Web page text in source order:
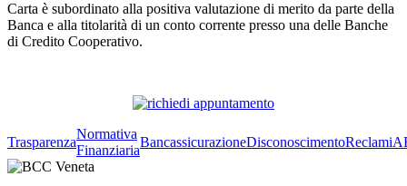
Carta è subordinato alla positiva valutazione di merito da parte della
Banca e alla titolarità di un conto corrente presso una delle Banche
di Credito Cooperativo.
Trasparenza
Normativa
Finanziaria
BancassicurazioneDisconoscimentoReclami